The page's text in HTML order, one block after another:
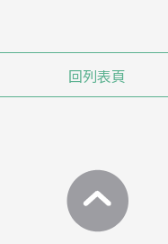
回列表頁